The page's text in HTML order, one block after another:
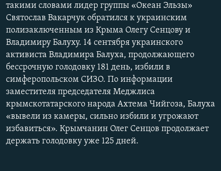
такими словами лидер группы «Океан Эльзы»
Святослав Вакарчук обратился к украинским
полизаключенным из Крыма Олегу Сенцову и
Владимиру Балуху. 14 сентября украинского
активиста Владимира Балуха, продолжающего
бессрочную голодовку 181 день, избили в
симферопольском СИЗО. По информации
заместителя председателя Меджлиса
крымскотатарского народа Ахтема Чийгоза, Балуха
«вывели из камеры, сильно избили и угрожают
избавиться». Крымчанин Олег Сенцов продолжает
держать голодовку уже 125 дней.